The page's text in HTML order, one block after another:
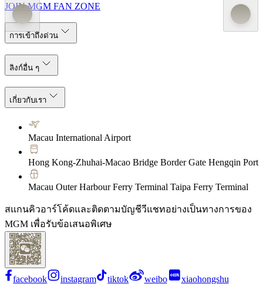
JOIN MGM FAN ZONE
การเข้าถึงด่วน
ลิงก์อื่น ๆ
เกี่ยวกับเรา
Macau International Airport
Hong Kong-Zhuhai-Macao Bridge Border Gate Hengqin Port
Macau Outer Harbour Ferry Terminal Taipa Ferry Terminal
สแกนคิวอาร์โค้ดและติดตามบัญชีวีแชทอย่างเป็นทางการของ
MGM เพื่อรับข้อเสนอพิเศษ
facebook instagram tiktok weibo xiaohongshu